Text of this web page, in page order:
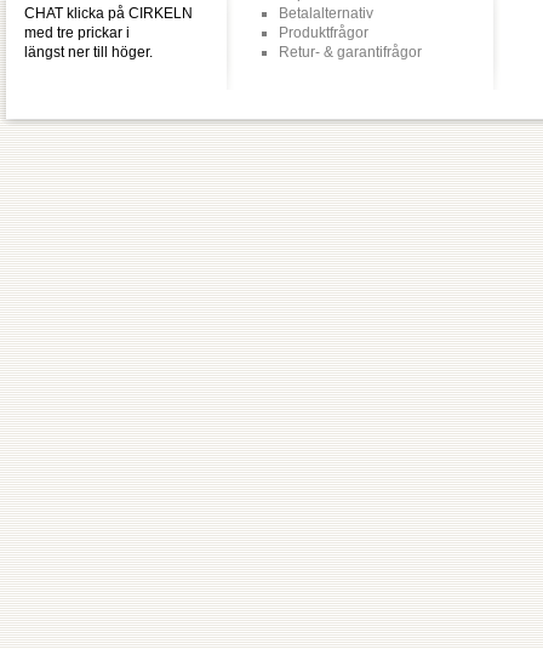
CHAT klicka på CIRKELN
med tre prickar i
längst ner till höger.
Betalalternativ
Produktfrågor
Retur- & garantifrågor